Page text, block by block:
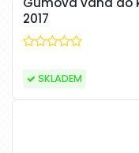
2017
SKLADEM